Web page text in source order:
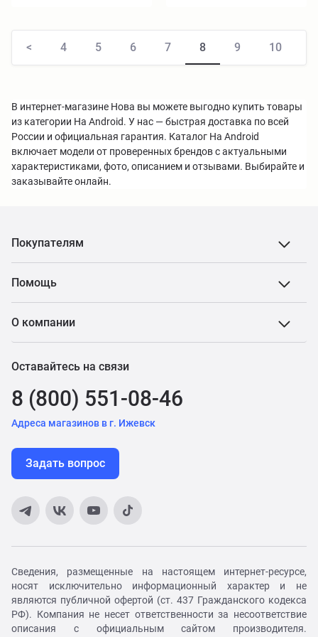
< 4 5 6 7 8 9 10
В интернет-магазине Нова вы можете выгодно купить товары
из категории На Android. У нас — быстрая доставка по всей
России и официальная гарантия. Каталог На Android
включает модели от проверенных брендов с актуальными
характеристиками, фото, описанием и отзывами. Выбирайте и
заказывайте онлайн.
Покупателям
Помощь
О компании
Оставайтесь на связи
8 (800) 551-08-46
Адреса магазинов в г. Ижевск
Задать вопрос
Сведения, размещенные на настоящем интернет-ресурсе,
носят исключительно информационный характер и не
являются публичной офертой (ст. 437 Гражданского кодекса
РФ). Компания не несет ответственности за несоответствие
описания с официальным сайтом производителя.